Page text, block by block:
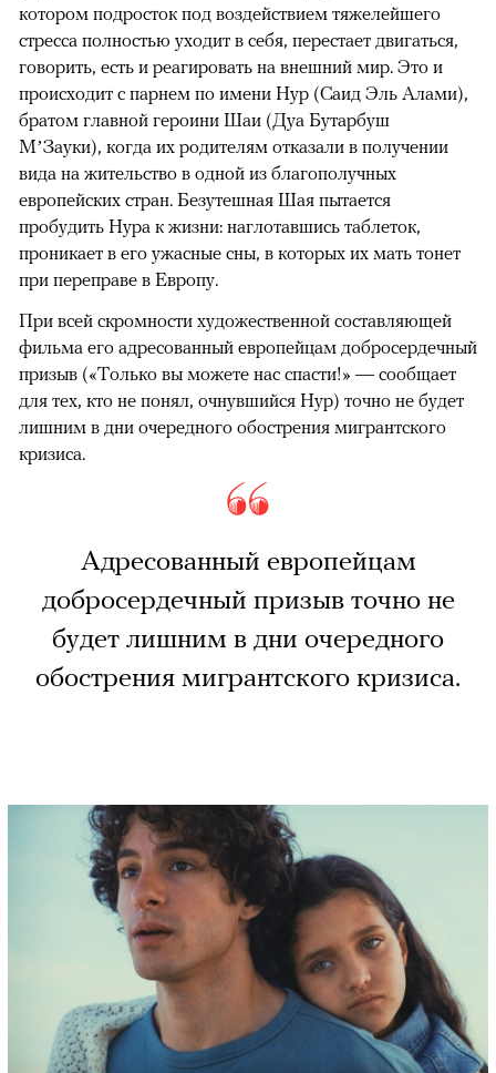
котором подросток под воздействием тяжелейшего
стресса полностью уходит в себя, перестает двигаться,
говорить, есть и реагировать на внешний мир. Это и
происходит с парнем по имени Нур (Саид Эль Алами),
братом главной героини Шаи (Дуа Бутарбуш
М’Зауки), когда их родителям отказали в получении
вида на жительство в одной из благополучных
европейских стран. Безутешная Шая пытается
пробудить Нура к жизни: наглотавшись таблеток,
проникает в его ужасные сны, в которых их мать тонет
при переправе в Европу.
При всей скромности художественной составляющей
фильма его адресованный европейцам добросердечный
призыв («Только вы можете нас спасти!» — сообщает
для тех, кто не понял, очнувшийся Нур) точно не будет
лишним в дни очередного обострения мигрантского
кризиса.
Адресованный европейцам
добросердечный призыв точно не
будет лишним в дни очередного
обострения мигрантского кризиса.